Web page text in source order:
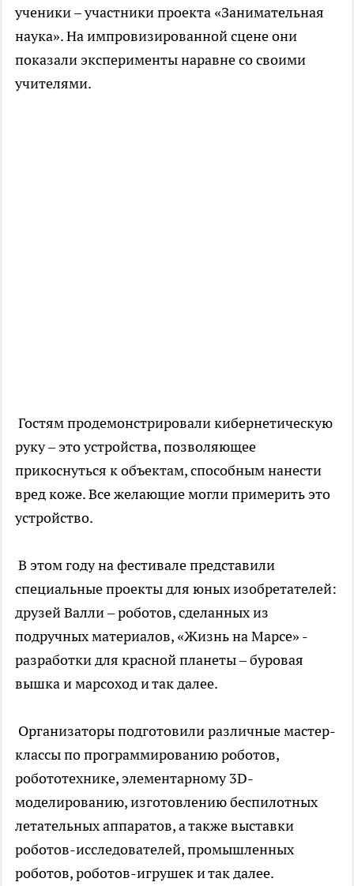
ученики – участники проекта «Занимательная
наука». На импровизированной сцене они
показали эксперименты наравне со своими
учителями.
Гостям продемонстрировали кибернетическую
руку – это устройства, позволяющее
прикоснуться к объектам, способным нанести
вред коже. Все желающие могли примерить это
устройство.
В этом году на фестивале представили
специальные проекты для юных изобретателей:
друзей Валли – роботов, сделанных из
подручных материалов, «Жизнь на Марсе» -
разработки для красной планеты – буровая
вышка и марсоход и так далее.
Организаторы подготовили различные мастер-
классы по программированию роботов,
робототехнике, элементарному 3D-
моделированию, изготовлению беспилотных
летательных аппаратов, а также выставки
роботов-исследователей, промышленных
роботов, роботов-игрушек и так далее.